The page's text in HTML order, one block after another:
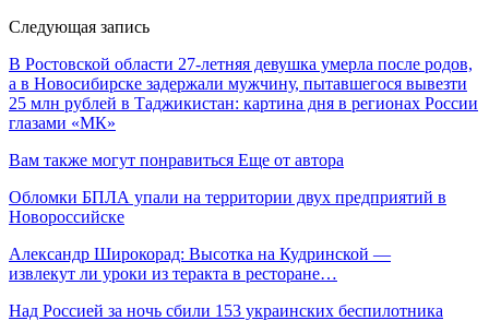
Следующая запись
В Ростовской области 27-летняя девушка умерла после родов,
а в Новосибирске задержали мужчину, пытавшегося вывезти
25 млн рублей в Таджикистан: картина дня в регионах России
глазами «МК»
Вам также могут понравиться Еще от автора
Обломки БПЛА упали на территории двух предприятий в
Новороссийске
Александр Широкорад: Высотка на Кудринской —
извлекут ли уроки из теракта в ресторане…
Над Россией за ночь сбили 153 украинских беспилотника